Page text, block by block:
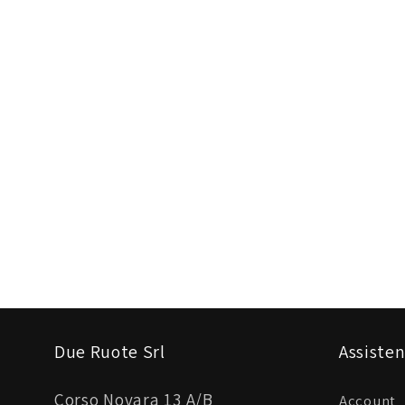
Due Ruote Srl
Corso Novara 13 A/B
Account